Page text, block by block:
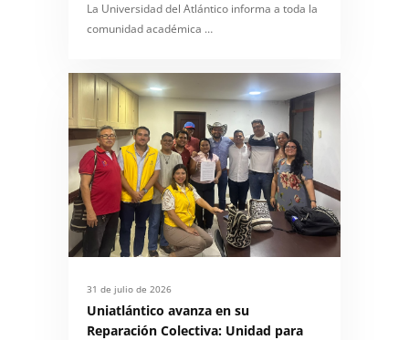
La Universidad del Atlántico informa a toda la
comunidad académica …
31 de julio de 2026
Uniatlántico avanza en su
Reparación Colectiva: Unidad para